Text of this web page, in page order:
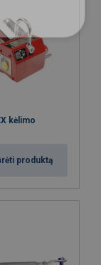
kėlimo
produktą